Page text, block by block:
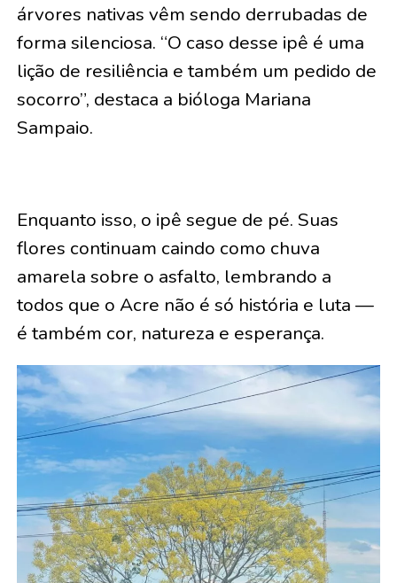
árvores nativas vêm sendo derrubadas de
forma silenciosa. “O caso desse ipê é uma
lição de resiliência e também um pedido de
socorro”, destaca a bióloga Mariana
Sampaio.
Enquanto isso, o ipê segue de pé. Suas
flores continuam caindo como chuva
amarela sobre o asfalto, lembrando a
todos que o Acre não é só história e luta —
é também cor, natureza e esperança.